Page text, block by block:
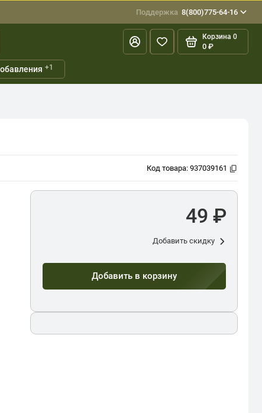
Поддержка 8(800)775-64-16
Корзина 0
0 ₽
+1
Код товара: 937039161
49 ₽
Добавить скидку
Добавить в корзину